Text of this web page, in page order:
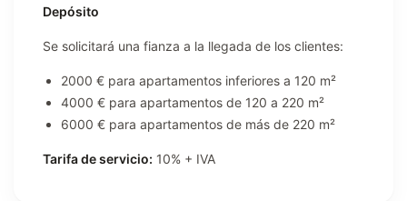
Depósito
Se solicitará una fianza a la llegada de los clientes:
2000 € para apartamentos inferiores a 120 m²
4000 € para apartamentos de 120 a 220 m²
6000 € para apartamentos de más de 220 m²
Tarifa de servicio: 10% + IVA